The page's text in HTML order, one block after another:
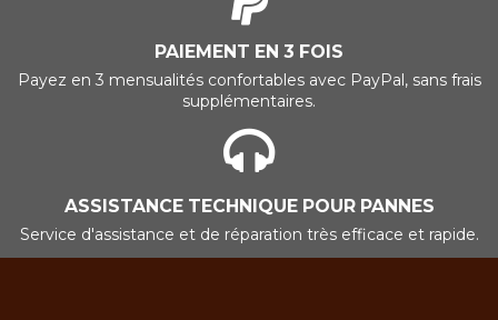
PAIEMENT EN 3 FOIS
Payez en 3 mensualités confortables avec PayPal, sans frais
supplémentaires.
ASSISTANCE TECHNIQUE POUR PANNES
Service d'assistance et de réparation très efficace et rapide.